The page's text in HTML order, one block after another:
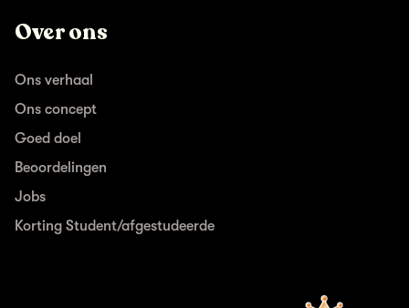
Over ons
Ons verhaal
Ons concept
Goed doel
Beoordelingen
Jobs
Korting Student/afgestudeerde